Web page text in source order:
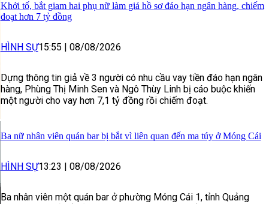
Khởi tố, bắt giam hai phụ nữ làm giả hồ sơ đáo hạn ngân hàng, chiếm
đoạt hơn 7 tỷ đồng
HÌNH SỰ15:55 08/08/2026
Dựng thông tin giả về 3 người có nhu cầu vay tiền đáo hạn ngân
hàng, Phùng Thị Minh Sen và Ngô Thùy Linh bị cáo buộc khiến
một người cho vay hơn 7,1 tỷ đồng rồi chiếm đoạt.
Ba nữ nhân viên quán bar bị bắt vì liên quan đến ma túy ở Móng Cái
HÌNH SỰ13:23 08/08/2026
Ba nhân viên một quán bar ở phường Móng Cái 1, tỉnh Quảng